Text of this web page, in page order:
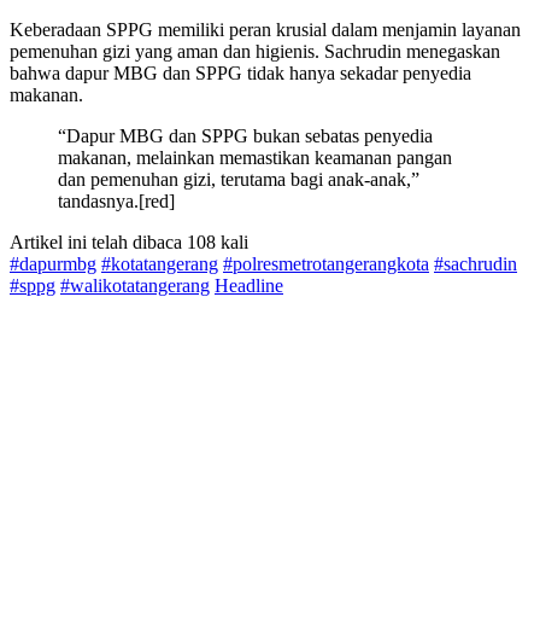
Keberadaan SPPG memiliki peran krusial dalam menjamin layanan
pemenuhan gizi yang aman dan higienis. Sachrudin menegaskan
bahwa dapur MBG dan SPPG tidak hanya sekadar penyedia
makanan.
“Dapur MBG dan SPPG bukan sebatas penyedia
makanan, melainkan memastikan keamanan pangan
dan pemenuhan gizi, terutama bagi anak-anak,”
tandasnya.[red]
Artikel ini telah dibaca 108 kali
#dapurmbg #kotatangerang #polresmetrotangerangkota #sachrudin
#sppg #walikotatangerang Headline